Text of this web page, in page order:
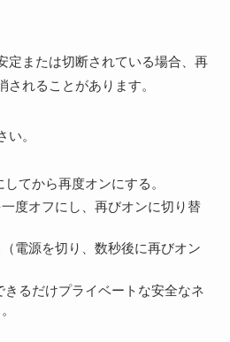
定または切断されている場合、再
れることがあります。
。
てから再度オンにする。
度オフにし、再びオンに切り替
電源を切り、数秒後に再びオン
きるだけプライベートな安全なネ